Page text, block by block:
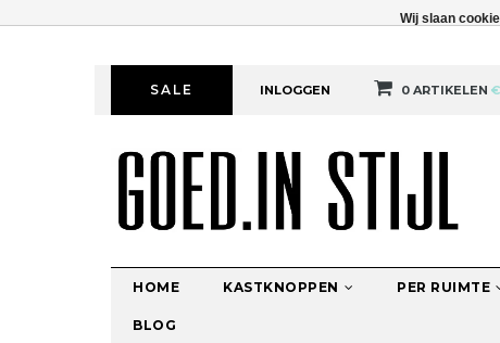
SALE INLOGGEN 0 ARTIKELEN
HOME KASTKNOPPEN PER RUIMTE
BLOG
Wij slaan